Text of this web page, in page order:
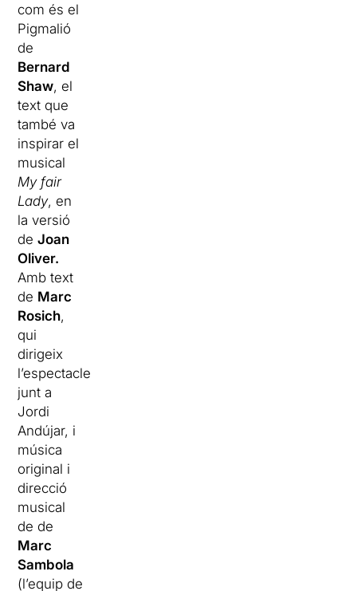
com és el
Pigmalió
de
Bernard
Shaw, el
text que
també va
inspirar el
musical
My fair
Lady, en
la versió
deJoan
Oliver.
Amb text
de Marc
Rosich,
qui
dirigeix
l’espectacle
junt a
Jordi
Andújar, i
música
original i
direcció
musical
de de
Marc
Sambola
(l’equip de